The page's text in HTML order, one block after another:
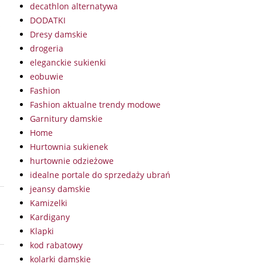
decathlon alternatywa
DODATKI
Dresy damskie
drogeria
eleganckie sukienki
eobuwie
Fashion
Fashion aktualne trendy modowe
Garnitury damskie
Home
Hurtownia sukienek
hurtownie odzieżowe
idealne portale do sprzedaży ubrań
jeansy damskie
Kamizelki
Kardigany
Klapki
kod rabatowy
kolarki damskie